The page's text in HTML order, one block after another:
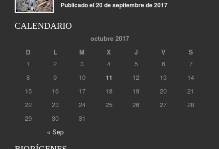
Publicado el 20 de septiembre de 2017
CALENDARIO
octubre 2017
D
L M X J V S
« Sep
1 2 3 4 5 6
7
8
9 10 11 12 13
14
15
16 17 18 19 20
21
22
23 24 25 26 27
28
29
30 31